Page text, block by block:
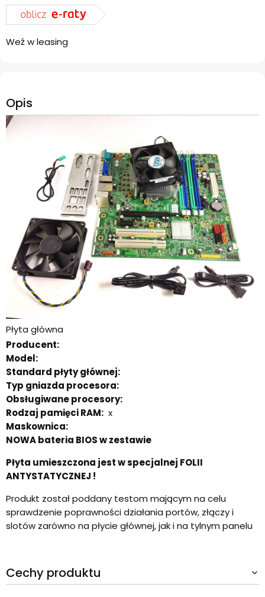
Weź w leasing
Opis
Płyta główna
Producent:
Model:
Standard płyty głównej:
Typ gniazda procesora:
Obsługiwane procesory:
Rodzaj pamięci RAM: x
Maskownica:
NOWA bateria BIOS w zestawie
Płyta umieszczona jest w specjalnej FOLII
ANTYSTATYCZNEJ !
Produkt został poddany testom mającym na celu
sprawdzenie poprawności działania portów, złączy i
slotów zarówno na płycie głównej, jak i na tylnym panelu
Cechy produktu